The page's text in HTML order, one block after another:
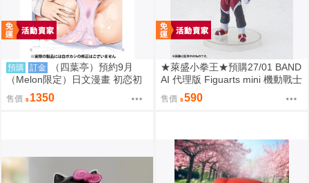
預購 訂金
（四葉亭）預約9月
（Melon限定）日文漫畫 初恋初
交尾 白い下着の幼なじみに僕は
恋をする 特典：B2掛軸 コオリ
售價 1350
★萊盛小拳王★預購27/01 BAND
AI 代理版 Figuarts mini 機動戰士
鋼彈 真·飛鳥
售價 590